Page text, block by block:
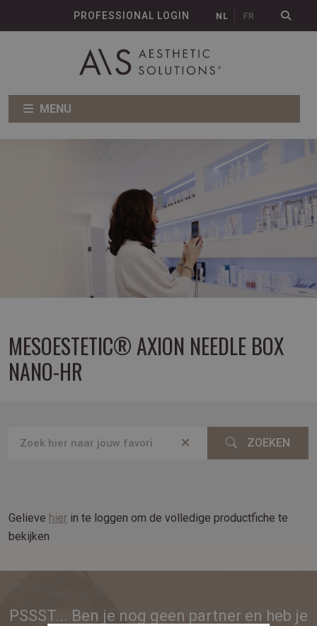
PROFESSIONAL LOGIN NL FR
MENU
MESOESTETIC® AXION NEEDLE BOX
NANO-HR
ZOEKEN
Gelieve hier in te loggen om de volledige productfiche te
bekijken
PSSST... Ben je nog geen partner en heb je